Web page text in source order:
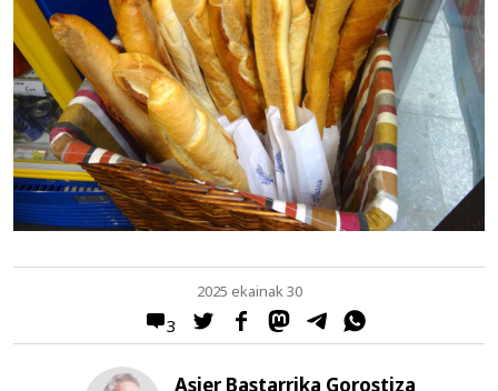
3
2025 ekainak 30
Asier Bastarrika Gorostiza